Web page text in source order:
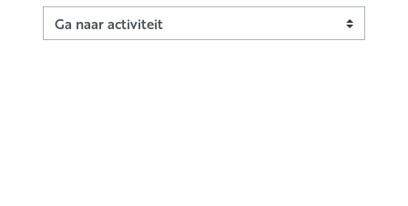
Ga naar activiteit